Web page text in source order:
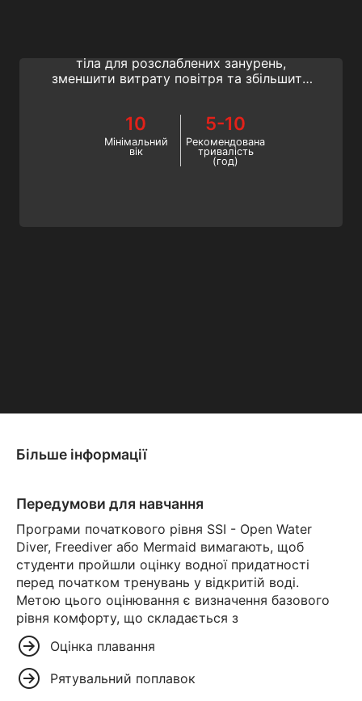
тіла для розслаблених занурень,
зменшити витрату повітря та збільшити
10
Мінімальний
вік
5-10
Рекомендована
тривалість
(год)
Більше інформації
Передумови для навчання
Програми початкового рівня SSI - Open Water
Diver, Freediver або Mermaid вимагають, щоб
студенти пройшли оцінку водної придатності
перед початком тренувань у відкритій воді.
Метою цього оцінювання є визначення базового
рівня комфорту, що складається з
Оцінка плавання
Рятувальний поплавок